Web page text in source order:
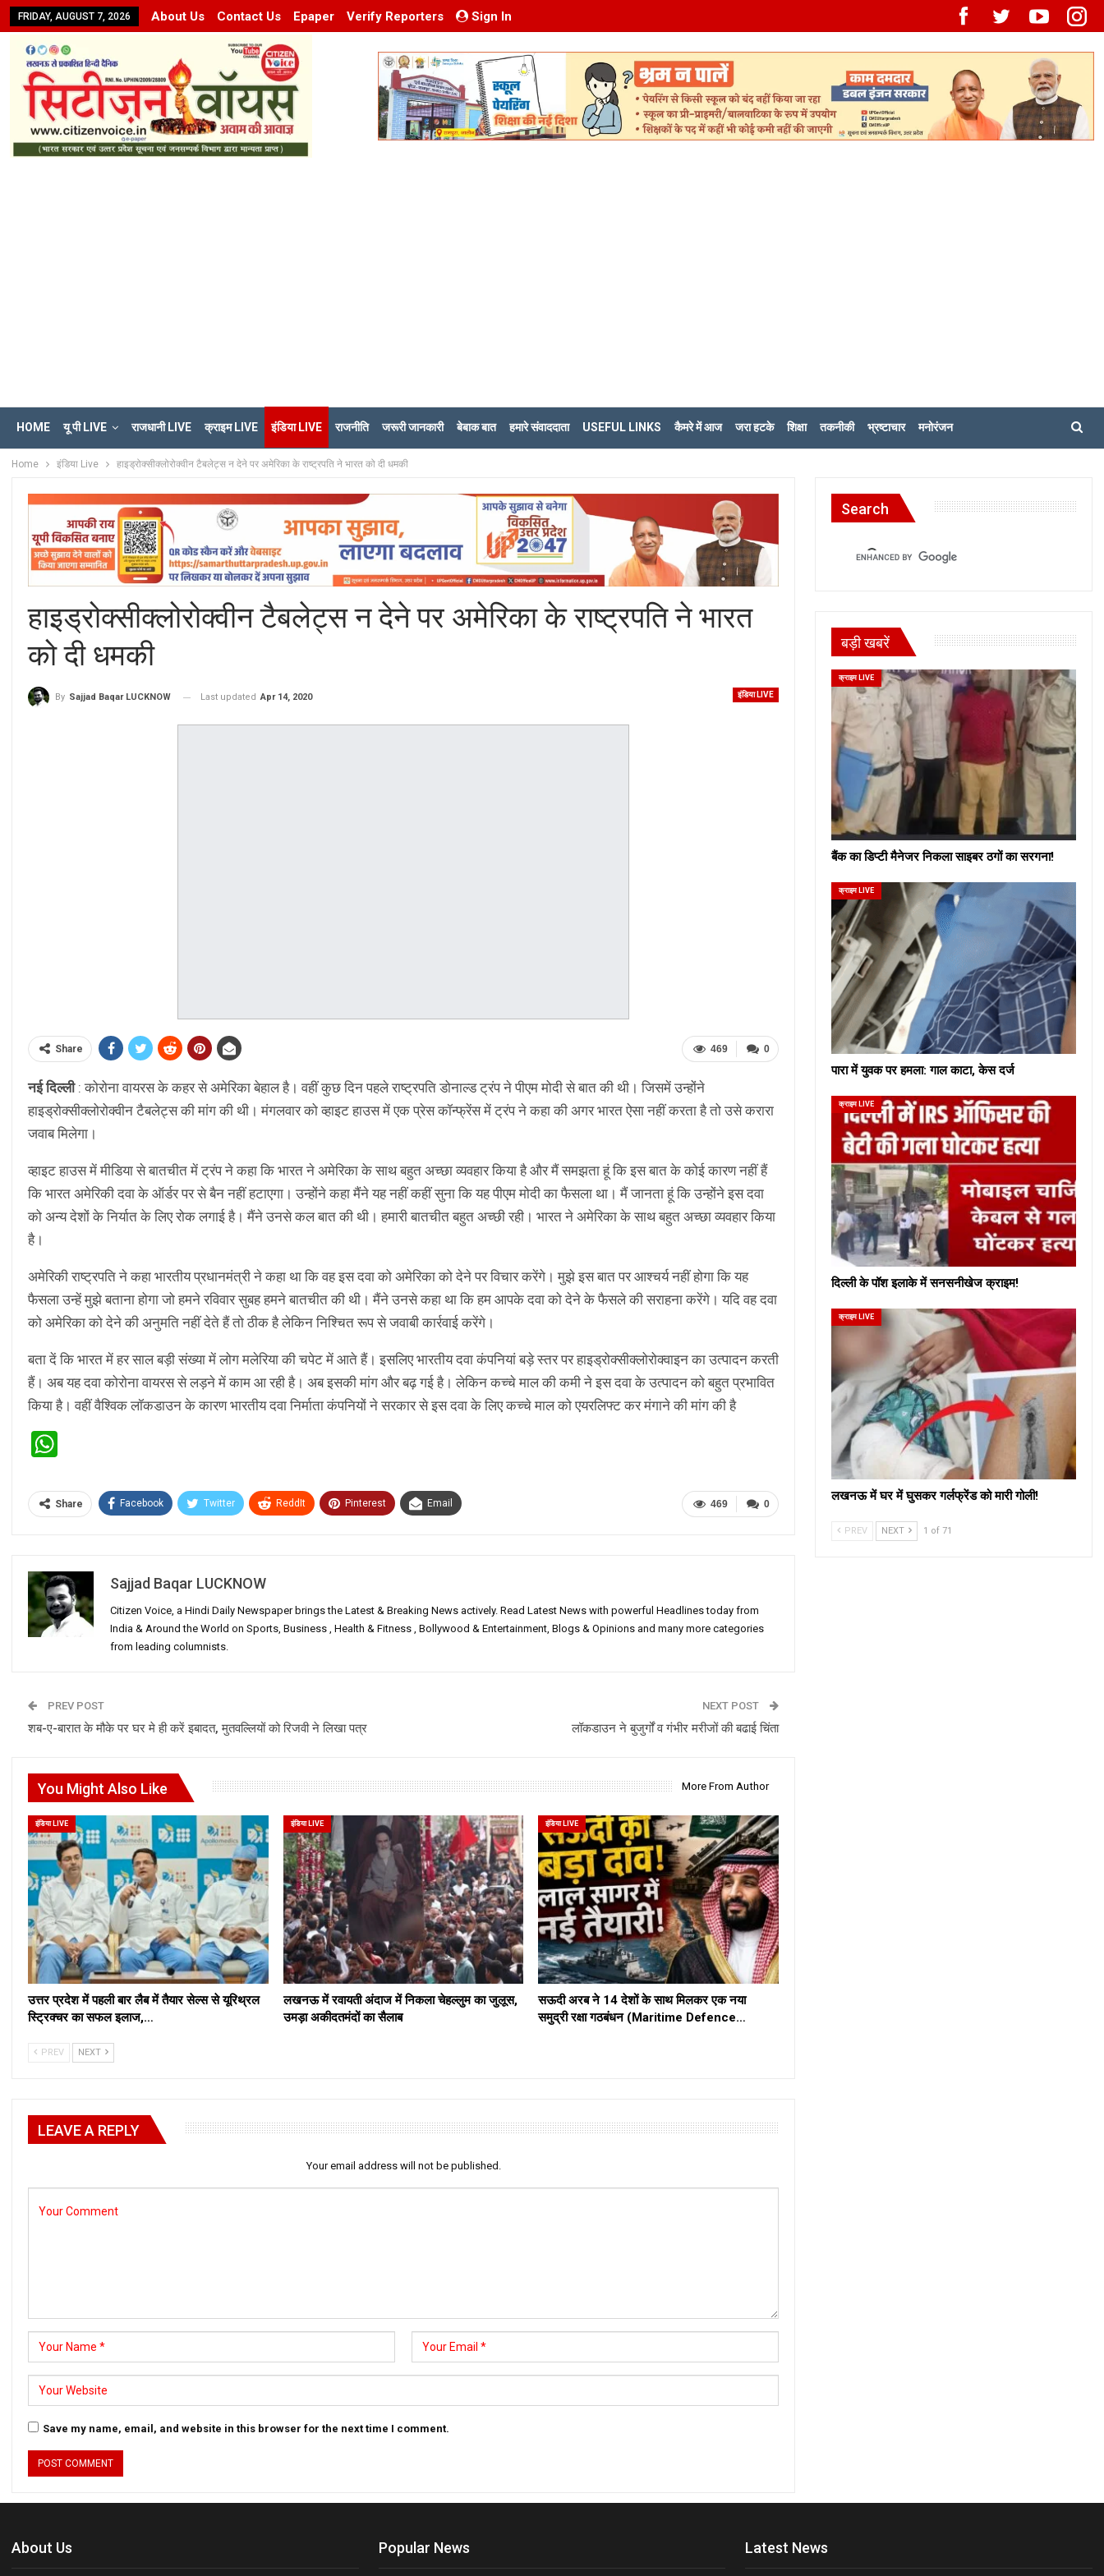
FRIDAY, AUGUST 7, 2026 About Us Contact Us Epaper Verify Reporters Sign In
HOME यू पी LIVE राजधानी LIVE क्राइम LIVE इंडिया LIVE राजनीति जरूरी जानकारी बेबाक बात हमारे संवाददाता USEFUL LINKS कैमरे में आज जरा हटके शिक्षा तकनीकी भ्रष्टाचार मनोरंजन
Home इंडिया Live हाइड्रोक्सीक्लोरोक्वीन टैबलेट्स न देने पर अमेरिका के राष्‍ट्रपति ने भारत को दी धमकी
हाइड्रोक्सीक्लोरोक्वीन टैबलेट्स न देने पर अमेरिका के राष्‍ट्रपति ने भारत
को दी धमकी
इंडिया LIVE
By Sajjad Baqar LUCKNOW Last updated Apr 14, 2020
0
469
Share
नई दिल्ली: कोरोना वायरस के कहर से अमेरिका बेहाल है। वहीं कुछ दिन पहले राष्ट्रपति डोनाल्ड ट्रंप ने पीएम मोदी से बात की थी। जिसमें उन्होंने
हाइड्रोक्सीक्लोरोक्वीन टैबलेट्स की मांग की थी। मंगलवार को व्हाइट हाउस में एक प्रेस कॉन्फ्रेंस में ट्रंप ने कहा की अगर भारत ऐसा नहीं करता है तो उसे करारा
जवाब मिलेगा।
व्‍हाइट हाउस में मीडिया से बातचीत में ट्रंप ने कहा कि भारत ने अमेरिका के साथ बहुत अच्‍छा व्‍यवहार किया है और मैं समझता हूं कि इस बात के कोई कारण नहीं हैं
कि भारत अमेरिकी दवा के ऑर्डर पर से बैन नहीं हटाएगा। उन्होंने कहा मैंने यह नहीं कहीं सुना कि यह पीएम मोदी का फैसला था। मैं जानता हूं कि उन्‍होंने इस दवा
को अन्‍य देशों के निर्यात के लिए रोक लगाई है। मैंने उनसे कल बात की थी। हमारी बातचीत बहुत अच्‍छी रही। भारत ने अमेरिका के साथ बहुत अच्‍छा व्‍यवहार किया
है।
अमेरिकी राष्ट्रपति ने कहा भारतीय प्रधानमंत्री ने कहा था कि वह इस दवा को अमेरिका को देने पर विचार करेंगे। मुझे इस बात पर आश्‍चर्य नहीं होगा कि यह
फैसला उन्‍हें मुझे बताना होगा जो हमने रविवार सुबह हमने बातचीत की थी। मैंने उनसे कहा था कि हम आपके दवा को देने के फैसले की सराहना करेंगे। यदि वह दवा
को अमेर‍िका को देने की अनुमति नहीं देते हैं तो ठीक है लेकिन निश्चित रूप से जवाबी कार्रवाई करेंगे।
बता दें कि भारत में हर साल बड़ी संख्या में लोग मलेरिया की चपेट में आते हैं। इसलिए भारतीय दवा कंपनियां बड़े स्तर पर हाइड्रोक्सीक्लोरोक्वाइन का उत्पादन करती
हैं। अब यह दवा कोरोना वायरस से लड़ने में काम आ रही है। अब इसकी मांग और बढ़ गई है। लेकिन कच्चे माल की कमी ने इस दवा के उत्पादन को बहुत प्रभावित
किया है। वहीं वैश्विक लॉकडाउन के कारण भारतीय दवा निर्माता कंपनियों ने सरकार से इस दवा के लिए कच्चे माल को एयरलिफ्ट कर मंगाने की मांग की है
0
469
Share Facebook Twitter ReddIt Pinterest Email
Sajjad Baqar LUCKNOW
Citizen Voice, a Hindi Daily Newspaper brings the Latest & Breaking News actively. Read Latest News with powerful Headlines today from
India & Around the World on Sports, Business , Health & Fitness , Bollywood & Entertainment, Blogs & Opinions and many more categories
from leading columnists.
PREV POST
शब-ए-बारात के मौके पर घर मे ही करें इबादत, मुतवल्लियों को रिजवी ने लिखा पत्र
NEXT POST
लॉकडाउन ने बुजुर्गों व गंभीर मरीजों की बढाई चिंता
You Might Also Like More From Author
इंडिया LIVE
उत्तर प्रदेश में पहली बार लैब में तैयार सेल्स से यूरिथ्रल
स्ट्रिक्चर का सफल इलाज,…
इंडिया LIVE
लखनऊ में रवायती अंदाज में निकला चेहल्लुम का जुलूस,
उमड़ा अकीदतमंदों का सैलाब
इंडिया LIVE
सऊदी अरब ने 14 देशों के साथ मिलकर एक नया
समुद्री रक्षा गठबंधन (Maritime Defence…
PREV NEXT
LEAVE A REPLY
Your email address will not be published.
Save my name, email, and website in this browser for the next time I comment.
Search
बड़ी खबरें
क्राइम LIVE
बैंक का डिप्टी मैनेजर निकला साइबर ठगों का सरगना!
क्राइम LIVE
पारा में युवक पर हमला: गाल काटा, केस दर्ज
क्राइम LIVE
दिल्ली के पॉश इलाके में सनसनीखेज क्राइम!
क्राइम LIVE
लखनऊ में घर में घुसकर गर्लफ्रेंड को मारी गोली!
PREV NEXT 1 of 71
About Us Popular News Latest News